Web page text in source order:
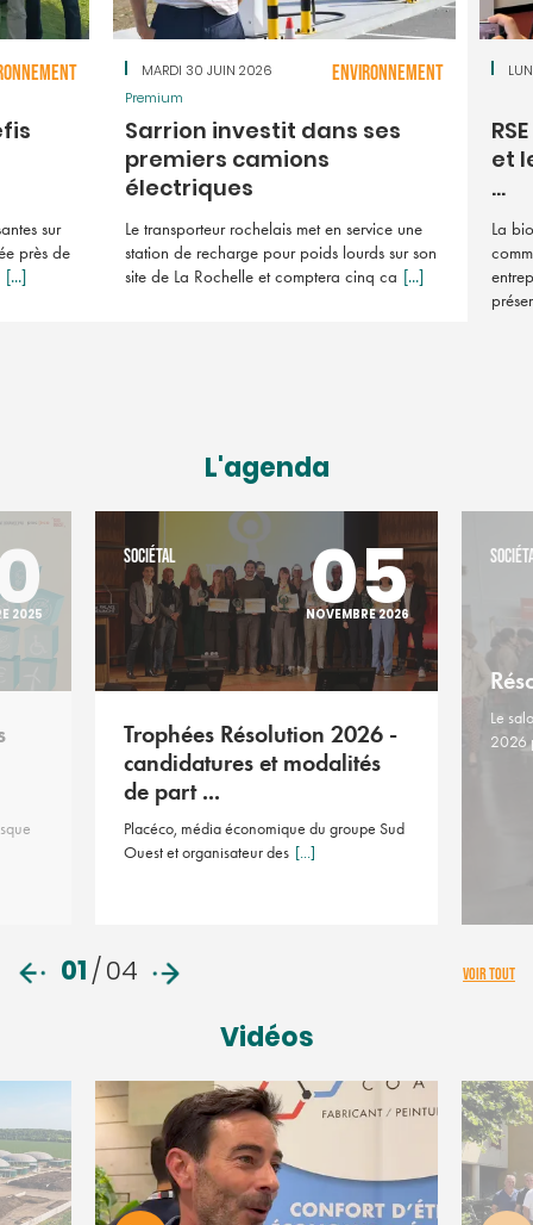
sur
près de
[...]
MARDI 30 JUIN 2026
Sarrion investit dans ses
premiers camions
électriques
Le transporteur rochelais met en service une
station de recharge pour poids lourds sur son
site de La Rochelle et comptera cinq ca [...]
ENVIRONNEMENT
Premium
et
...
La
L'agenda
2025
SOCIÉTAL 05
NOVEMBRE 2026
Trophées Résolution 2026 -
candidatures et modalités
de part ...
Placéco, média économique du groupe Sud
Ouest et organisateur des [...]
Le
2026
01/04 VOIR TOUT
Vidéos